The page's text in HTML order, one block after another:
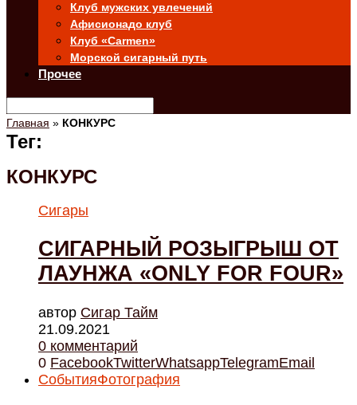
Клуб мужских увлечений
Афисионадо клуб
Клуб «Carmen»
Морской сигарный путь
Прочее
Главная » КОНКУРС
Тег:
КОНКУРС
Сигары
СИГАРНЫЙ РОЗЫГРЫШ ОТ
ЛАУНЖА «ONLY FOR FOUR»
автор Cигар Тайм
21.09.2021
0 комментарий
0 FacebookTwitterWhatsappTelegramEmail
СобытияФотография